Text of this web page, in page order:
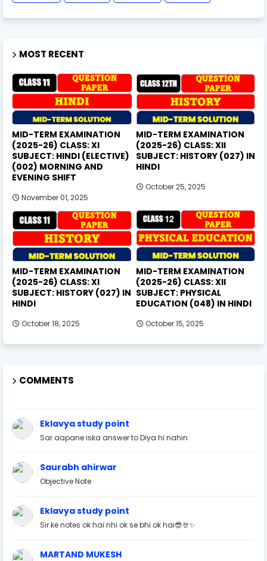
MOST RECENT
MID-TERM EXAMINATION
(2025-26) CLASS: XI
SUBJECT: HINDI (ELECTIVE)
(002) MORNING AND
EVENING SHIFT
November 01, 2025
MID-TERM EXAMINATION
(2025-26) CLASS: XII
SUBJECT: HISTORY (027) IN
HINDI
October 25, 2025
MID-TERM EXAMINATION
(2025-26) CLASS: XI
SUBJECT: HISTORY (027) IN
HINDI
October 18, 2025
MID-TERM EXAMINATION
(2025-26) CLASS: XII
SUBJECT: PHYSICAL
EDUCATION (048) IN HINDI
October 15, 2025
COMMENTS
Eklavya study point
Sar aapane iska answer to Diya hi nahin
Saurabh ahirwar
Objective Note
Eklavya study point
Sir ke notes ok hai nhi ok se bhi ok hai😎🤘✨
MARTAND MUKESH